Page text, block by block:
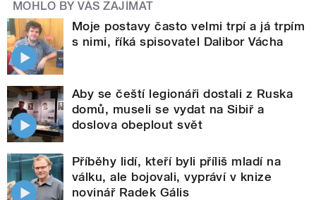
MOHLO BY VÁS ZAJÍMAT
Moje postavy často velmi trpí a já trpím
s nimi, říká spisovatel Dalibor Vácha
Aby se čeští legionáři dostali z Ruska
domů, museli se vydat na Sibiř a
doslova obeplout svět
Příběhy lidí, kteří byli příliš mladí na
válku, ale bojovali, vypráví v knize
novinář Radek Gális